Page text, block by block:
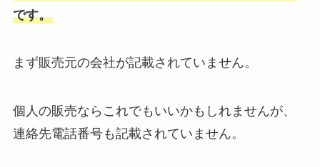
です。
まず販売元の会社が記載されていません。
個人の販売ならこれでもいいかもしれませんが、
連絡先電話番号も記載されていません。